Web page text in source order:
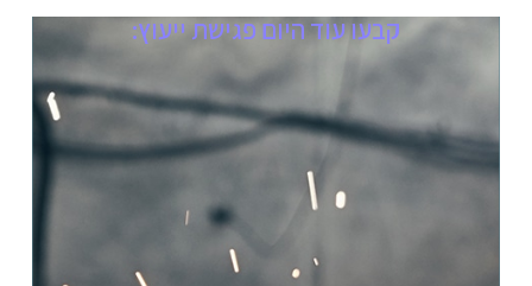
קבעו עוד היום פגישת ייעוץ: